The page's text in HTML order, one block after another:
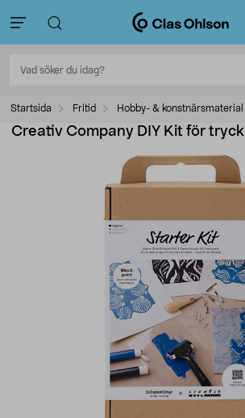
Startsida Fritid Hobby- & konstnärsmaterial
Creativ Company DIY Kit för tryck